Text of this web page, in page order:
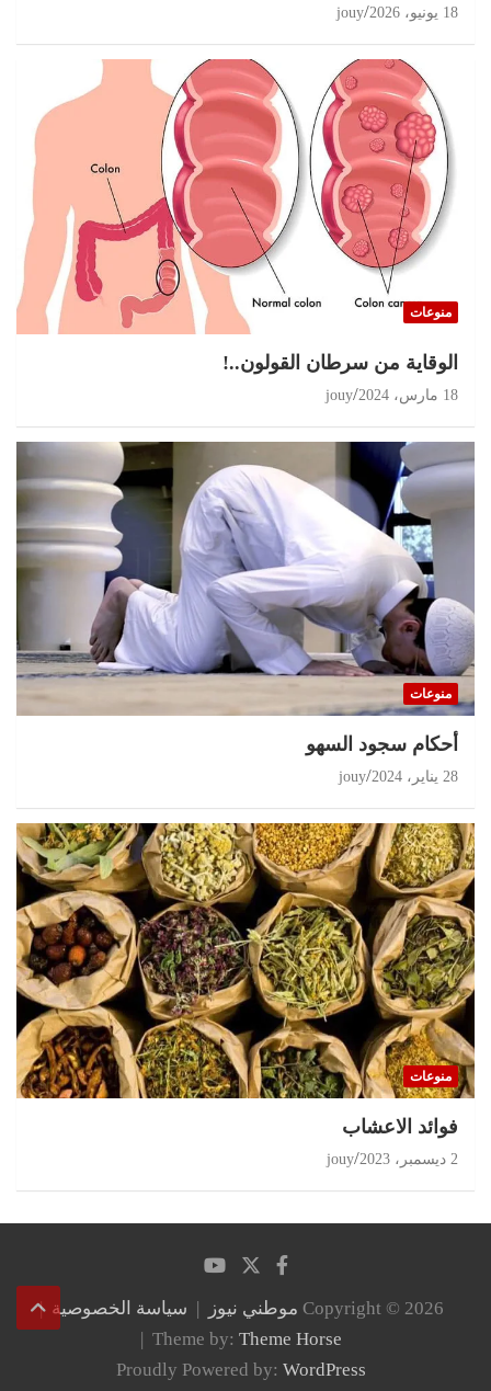
18 يونيو، 2026 jouy
منوعات
الوقاية من سرطان القولون..!
18 مارس، 2024 jouy
منوعات
أحكام سجود السهو
28 يناير، 2024 jouy
منوعات
‏فوائد الاعشاب
2 ديسمبر، 2023 jouy
Copyright © 2026 موطني نيوز
سياسة الخصوصية
Theme by: Theme Horse
Proudly Powered by: WordPress